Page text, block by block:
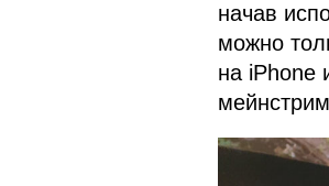
начав
можно
на iPhone